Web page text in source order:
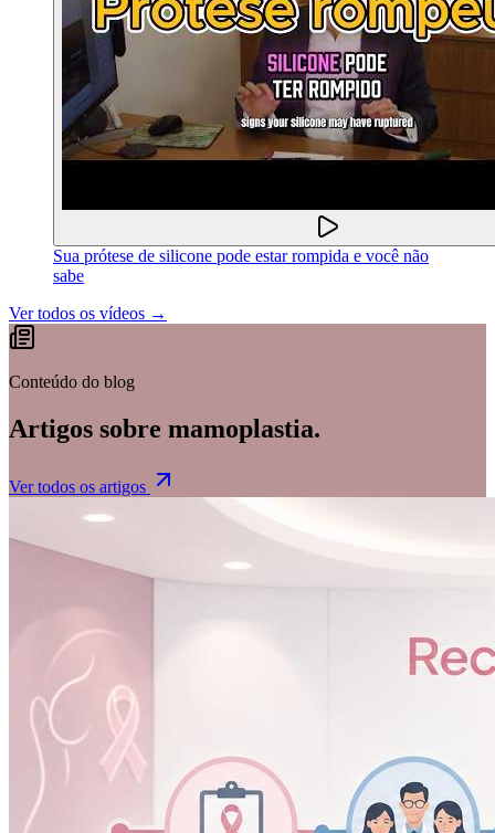
Sua prótese de silicone pode estar rompida e você não
sabe
Ver todos os vídeos →
Conteúdo do blog
Artigos sobre mamoplastia.
Ver todos os artigos